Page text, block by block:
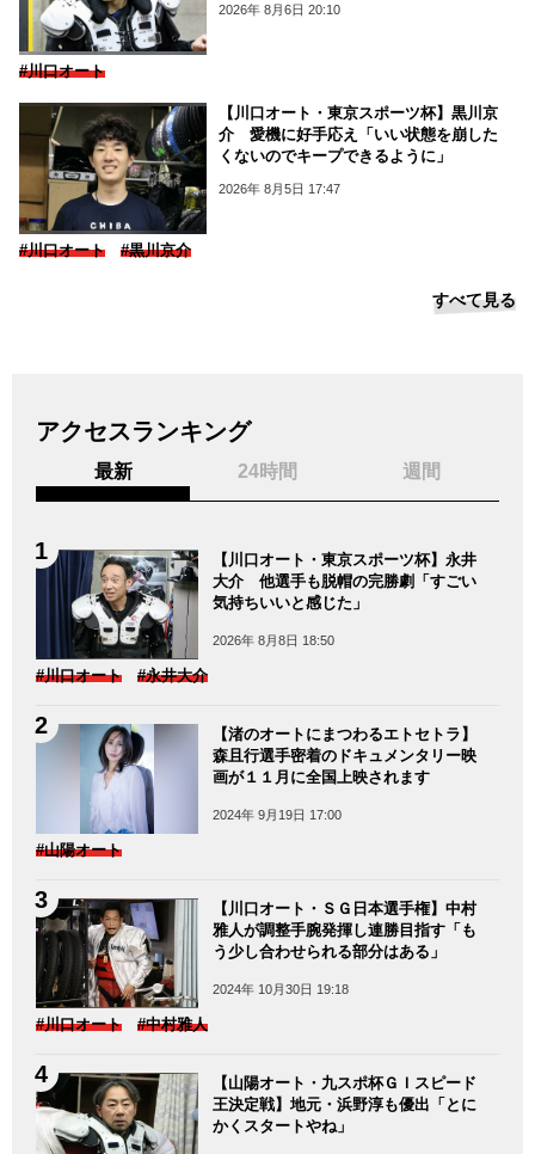
2026年 8月6日 20:10
#川口オート
【川口オート・東京スポーツ杯】黒川京
介 愛機に好手応え「いい状態を崩した
くないのでキープできるように」
2026年 8月5日 17:47
#川口オート #黒川京介
すべて見る
アクセスランキング
最新 24時間 週間
【川口オート・東京スポーツ杯】永井
大介 他選手も脱帽の完勝劇「すごい
気持ちいいと感じた」
2026年 8月8日 18:50
#川口オート #永井大介
【渚のオートにまつわるエトセトラ】
森且行選手密着のドキュメンタリー映
画が１１月に全国上映されます
2024年 9月19日 17:00
#山陽オート
【川口オート・ＳＧ日本選手権】中村
雅人が調整手腕発揮し連勝目指す「も
う少し合わせられる部分はある」
2024年 10月30日 19:18
#川口オート #中村雅人
【山陽オート・九スポ杯ＧＩスピード
王決定戦】地元・浜野淳も優出「とに
かくスタートやね」